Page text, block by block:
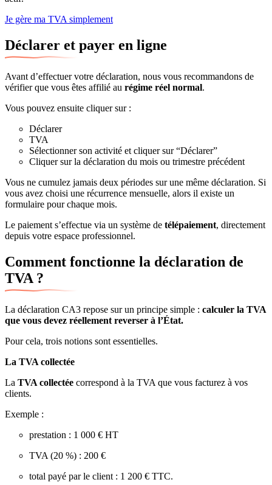
Je gère ma TVA simplement
Déclarer et payer en ligne
Avant d’effectuer votre déclaration, nous vous recommandons de
vérifier que vous êtes affilié au régime réel normal.
Vous pouvez ensuite cliquer sur :
Déclarer
TVA
Sélectionner son activité et cliquer sur “Déclarer”
Cliquer sur la déclaration du mois ou trimestre précédent
Vous ne cumulez jamais deux périodes sur une même déclaration. Si
vous avez choisi une récurrence mensuelle, alors il existe un
formulaire pour chaque mois.
Le paiement s’effectue via un système de télépaiement, directement
depuis votre espace professionnel.
Comment fonctionne la déclaration de
TVA ?
La déclaration CA3 repose sur un principe simple : calculer la TVA
que vous devez réellement reverser à l’État.
Pour cela, trois notions sont essentielles.
La TVA collectée
La TVA collectée correspond à la TVA que vous facturez à vos
clients.
Exemple :
prestation : 1 000 € HT
TVA (20 %) : 200 €
total payé par le client : 1 200 € TTC.